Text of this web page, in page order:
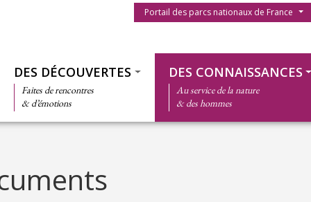
Menu du parc
Portail des parcs nationaux de France
DES DÉCOUVERTES
Faites de rencontres
& d’émotions
DES CONNAISSANCES
Au service de la nature
& des hommes